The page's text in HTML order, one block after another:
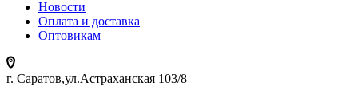
Новости
Оплата и доставка
Оптовикам
г. Саратов,ул.Астраханская 103/8